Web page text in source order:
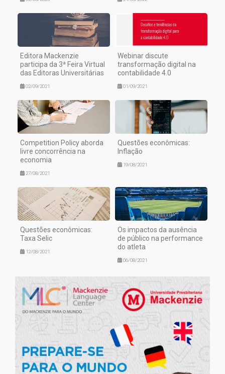
Editora Mackenzie
participa da 3ª Feira Virtual
das Editoras Universitárias
02/09/2021
Webinar discute
transformação digital na
contabilidade 4.0
01/09/2021
Competition Policy aborda
livre concorrência na
economia
27/08/2021
Questões econômicas:
Inflação
19/08/2021
Questões econômicas:
Taxa Selic
12/08/2021
Os impactos da ausência
de público na performance
do atleta
06/08/2021